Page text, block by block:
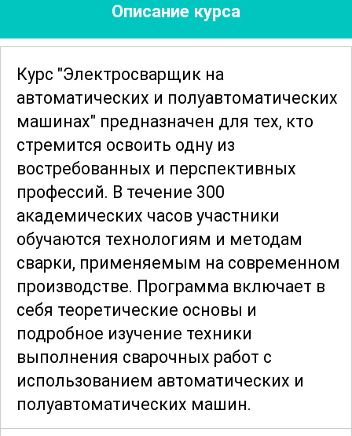
Описание курса
Курс "Электросварщик на
автоматических и полуавтоматических
машинах" предназначен для тех, кто
стремится освоить одну из
востребованных и перспективных
профессий. В течение 300
академических часов участники
обучаются технологиям и методам
сварки, применяемым на современном
производстве. Программа включает в
себя теоретические основы и
подробное изучение техники
выполнения сварочных работ с
использованием автоматических и
полуавтоматических машин.